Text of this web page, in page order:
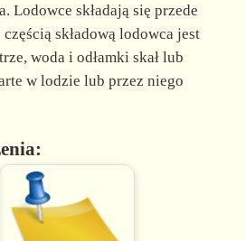
Lodowce składają się przede
składową lodowca jest
woda i odłamki skał lub
w lodzie lub przez niego